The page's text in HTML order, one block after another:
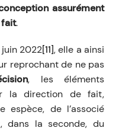
assurément
fait.
2022[11], elle a ainsi
reprochant de ne pas
, les éléments
la direction de fait,
espèce, de l’associé
dans la seconde, du